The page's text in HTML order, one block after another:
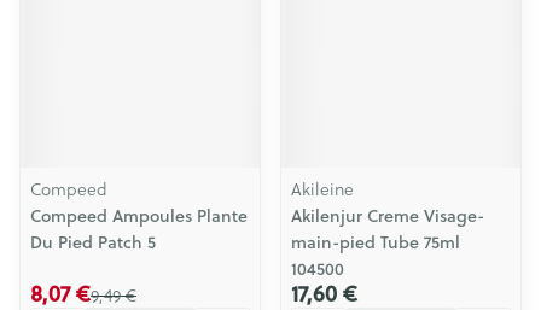
Compeed
Compeed Ampoules Plante
Du Pied Patch 5
9,49 €
8,07 €
Akileine
Akilenjur Creme Visage-
main-pied Tube 75ml
104500
17,60 €